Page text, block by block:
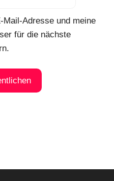
Mail-Adresse und meine
für die nächste